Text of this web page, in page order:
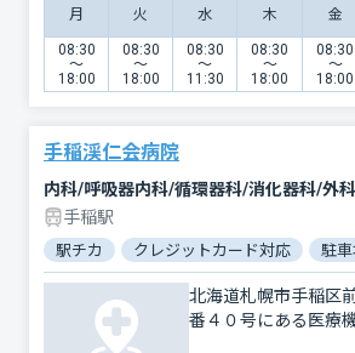
月 火 水 木 金
08:30
〜
18:00
08:30
〜
18:00
08:30
〜
11:30
08:30
〜
18:00
08:30
〜
18:00
手稲渓仁会病院
手稲駅
駅チカ クレジットカード対応 駐車
北海道札幌市手稲区
番４０号にある医療